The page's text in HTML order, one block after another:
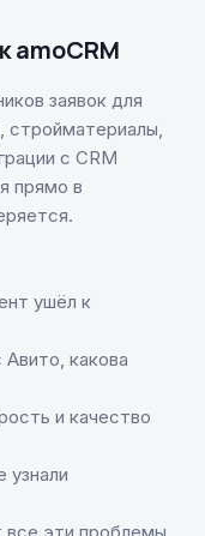
amoCRM
заявок для
стройматериалы,
с CRM
прямо в
ушёл к
какова
и качество
узнали